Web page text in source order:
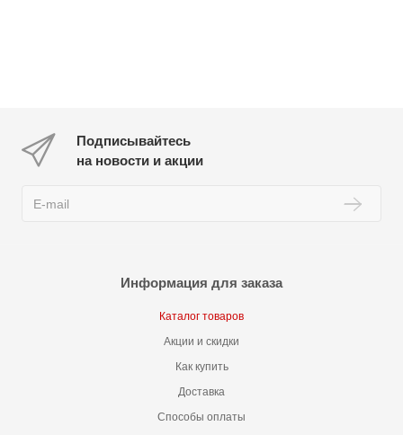
Подписывайтесь
на новости и акции
Информация для заказа
Каталог товаров
Акции и скидки
Как купить
Доставка
Способы оплаты